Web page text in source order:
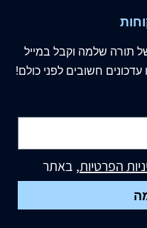
תורה שלמה וקבל במייל
חשובים לפני כולם!
הפרטיות, באתר